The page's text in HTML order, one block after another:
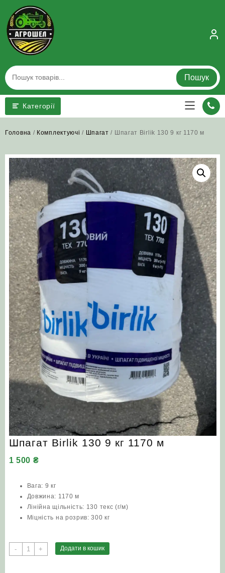
content
Пошук
Категорії
Головна / Комплектуючі / Шпагат / Шпагат Birlik 130 9 кг 1170 м
Шпагат Birlik 130 9 кг 1170 м
1 500 ₴
Вага: 9 кг
Довжина: 1170 м
Лінійна щільність: 130 текс (г/м)
Міцність на розрив: 300 кг
-
Шпагат
Birlik
+ Додати в кошик